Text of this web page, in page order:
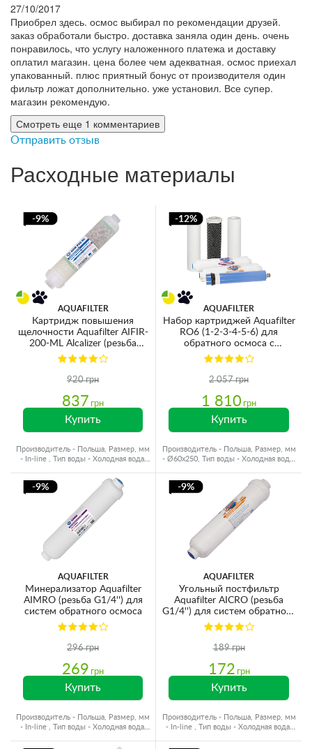
27/10/2017
Приобрел здесь. осмос выбирал по рекомендации друзей.
заказ обработали быстро. доставка заняла один день. очень
понравилось, что услугу наложенного платежа и доставку
оплатил магазин. цена более чем адекватная. осмос приехал
упакованный. плюс приятный бонус от производителя один
фильтр ложат дополнительно. уже установил. Все супер.
магазин рекомендую.
Смотреть еще 1 комментариев
Отправить отзыв
Расходные материалы
-9%
AQUAFILTER
Картридж повышения
щелочности Aquafilter AIFIR-
200-ML Alcalizer (резьба
G1/4'') для систем обратного
осмоса
920 грн
837 грн
Купить
Производитель - Польша, Размер, мм
- In-line , Тип воды - Холодная вода,
-12%
AQUAFILTER
Набор картриджей Aquafilter
RO6 (1-2-3-4-5-6) для
обратного осмоса с
минерализатором
2 057 грн
1 810 грн
Купить
Производитель - Польша, Размер, мм
- Ø60x250, Тип воды - Холодная вода,
-9%
AQUAFILTER
Минерализатор Aquafilter
AIMRO (резьба G1/4'') для
систем обратного осмоса
296 грн
269 грн
Купить
Производитель - Польша, Размер, мм
- In-line , Тип воды - Холодная вода,
-9%
AQUAFILTER
Угольный постфильтр
Aquafilter AICRO (резьба
G1/4'') для систем обратного
осмоса
189 грн
172 грн
Купить
Производитель - Польша, Размер, мм
- In-line , Тип воды - Холодная вода,